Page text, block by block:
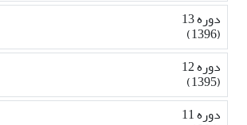
دوره 13
(1396)
دوره 12
(1395)
دوره 11